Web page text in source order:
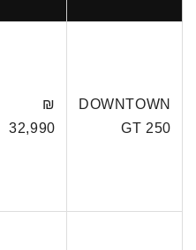
DOWNTOWN
GT 250
₪
32,990